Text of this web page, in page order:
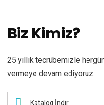
Biz Kimiz?
25 yıllık tecrübemizle
vermeye devam ediyoruz.
Katalog İndir